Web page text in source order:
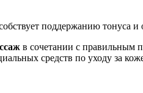
поддержанию тонуса и
в сочетании с правильным
средств по уходу за